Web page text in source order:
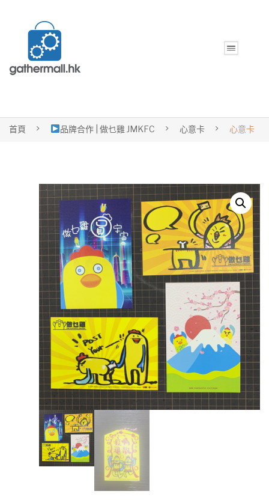
首頁 品牌合作 | 做乜雞 JMKFC 心意卡 心意卡